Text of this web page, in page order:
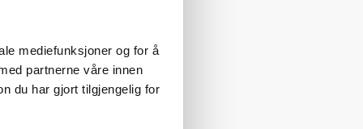
mediefunksjoner og for å
partnerne våre innen
du har gjort tilgjengelig for